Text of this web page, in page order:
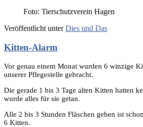
Foto: Tierschutzverein Hagen
Veröffentlicht unter Dies und Das
Kitten-Alarm
Vor genau einem Monat wurden 6 winzige
unserer Pflegestelle gebracht.
Die gerade 1 bis 3 Tage alten Kitten hatten
wurde alles für sie getan.
Alle 2 bis 3 Stunden Fläschen geben ist
6 Kitten.